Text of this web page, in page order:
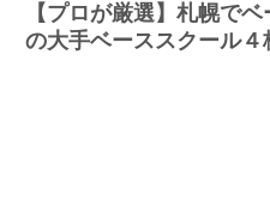
【プロが厳選】札幌で
の大手ベーススクール４